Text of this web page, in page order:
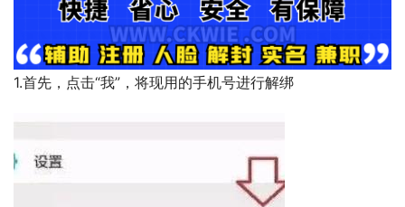
1.首先，点击“我”，将现用的手机号进行解绑